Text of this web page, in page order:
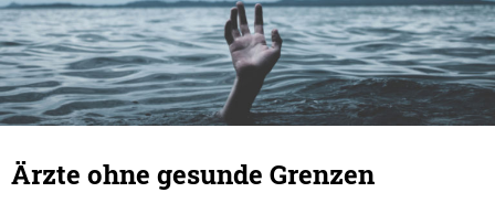
Ärzte ohne gesunde Grenzen